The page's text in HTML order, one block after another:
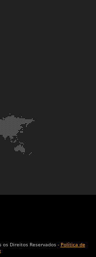
os Direitos Reservados - Política de